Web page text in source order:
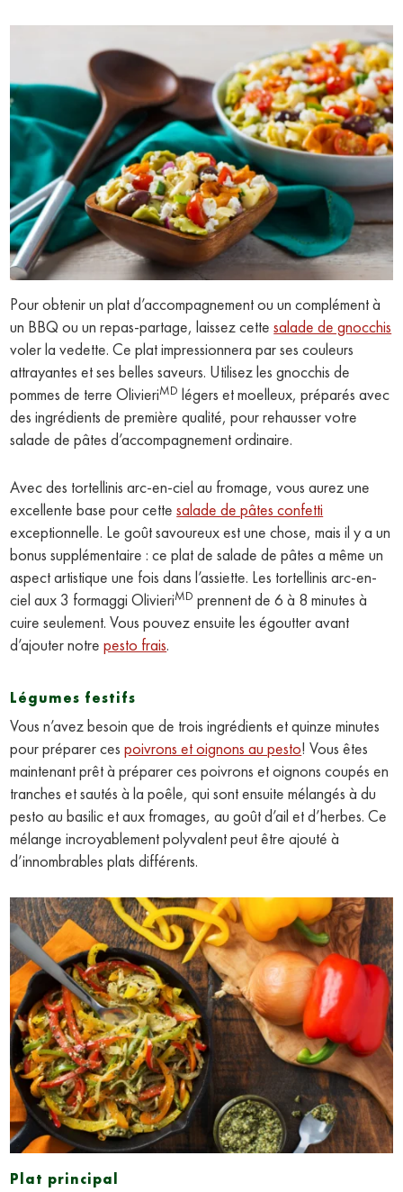
Pour obtenir un plat d’accompagnement ou un complément à
un BBQ ou un repas-partage, laissez cettesalade de gnocchis
voler la vedette. Ce plat impressionnera par ses couleurs
attrayantes et ses belles saveurs. Utilisez les gnocchis de
pommes de terre OlivieriMD légers et moelleux, préparés avec
des ingrédients de première qualité, pour rehausser votre
salade de pâtes d’accompagnement ordinaire.
Avec des tortellinis arc-en-ciel au fromage, vous aurez une
excellente base pour cettesalade de pâtes confetti
exceptionnelle. Le goût savoureux est une chose, mais il y a un
bonus supplémentaire : ce plat de salade de pâtes a même un
aspect artistique une fois dans l’assiette. Les tortellinis arc-en-
ciel aux 3 formaggi OlivieriMD prennent de 6 à 8 minutes à
cuire seulement. Vous pouvez ensuite les égoutter avant
d’ajouter notrepesto frais.
Légumes festifs
Vous n’avez besoin que de trois ingrédients et quinze minutes
pour préparer cespoivrons et oignons au pesto! Vous êtes
maintenant prêt à préparer ces poivrons et oignons coupés en
tranches et sautés à la poêle, qui sont ensuite mélangés à du
pesto au basilic et aux fromages, au goût d’ail et d’herbes. Ce
mélange incroyablement polyvalent peut être ajouté à
d’innombrables plats différents.
Plat principal